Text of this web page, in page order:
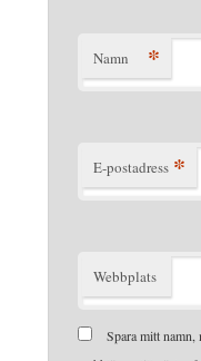
Namn *
E-postadress *
Webbplats
Spara mitt namn,